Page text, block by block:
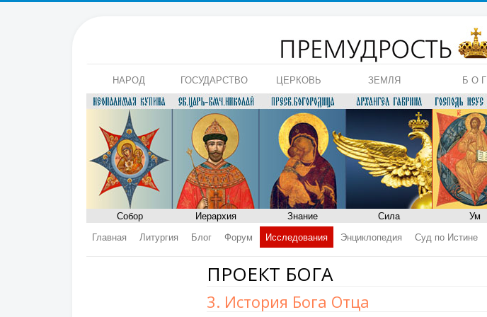
НАРОД ГОСУДАРСТВО ЦЕРКОВЬ ЗЕМЛЯ Б О Г
Собор Иерархия Знание Сила Ум
Главная
Литургия Блог Форум Исследования Энциклопедия Суд по Истине
ПРОЕКТ БОГА
3. История Бога Отца